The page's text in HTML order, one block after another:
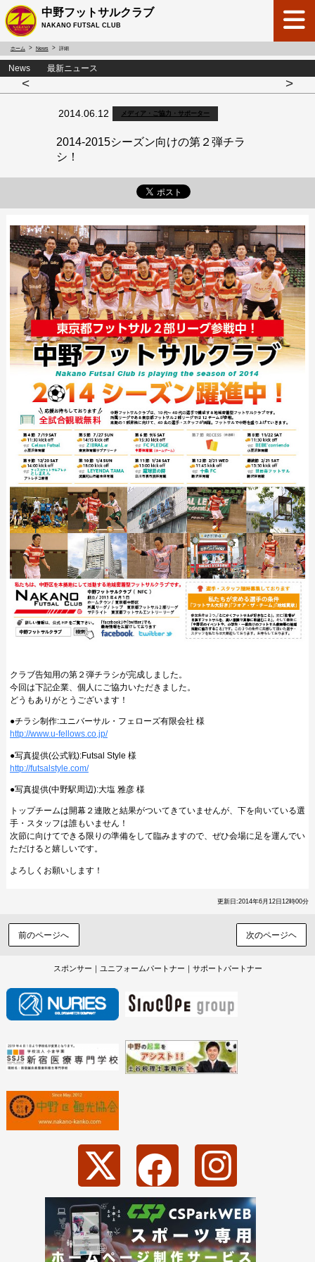
中野フットサルクラブ
NAKANO FUTSAL CLUB
ホーム News 詳細
News 最新ニュース
< >
2014.06.12 メディア・ご協力・サポーター
2014-2015シーズン向けの第２弾チラ
シ！
クラブ告知用の第２弾チラシが完成しました。
今回は下記企業、個人にご協力いただきました。
どうもありがとうございます！
●チラシ制作:ユニバーサル・フェローズ有限会社 様
http://www.u-fellows.co.jp/
●写真提供(公式戦):Futsal Style 様
http://futsalstyle.com/
●写真提供(中野駅周辺):大塩 雅彦 様
トップチームは開幕２連敗と結果がついてきていませんが、下を向いている選
手・スタッフは誰もいません！
次節に向けてできる限りの準備をして臨みますので、ぜひ会場に足を運んでい
ただけると嬉しいです。
よろしくお願いします！
更新日:2014年6月12日12時00分
前のページへ 次のページヘ
スポンサー｜ユニフォームパートナー｜サポートパートナー